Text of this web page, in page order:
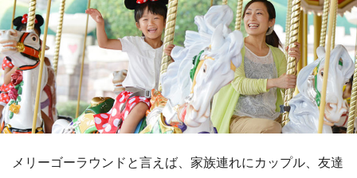
メリーゴーラウンドと言えば、家族連れにカップル、友達